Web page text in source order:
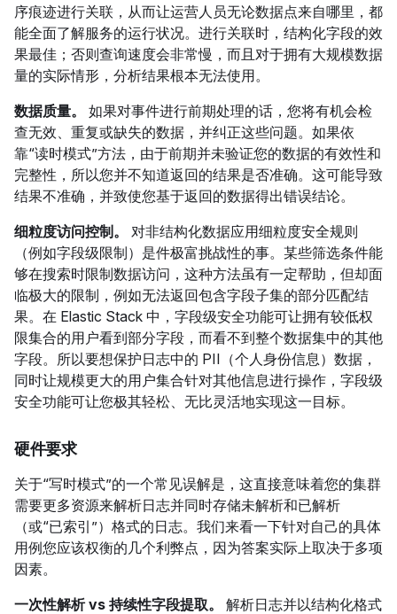
序痕迹进行关联，从而让运营人员无论数据点来自哪里，都
能全面了解服务的运行状况。进行关联时，结构化字段的效
果最佳；否则查询速度会非常慢，而且对于拥有大规模数据
量的实际情形，分析结果根本无法使用。
数据质量。
如果对事件进行前期处理的话，您将有机会检
查无效、重复或缺失的数据，并纠正这些问题。如果依
靠“读时模式”方法，由于前期并未验证您的数据的有效性和
完整性，所以您并不知道返回的结果是否准确。这可能导致
结果不准确，并致使您基于返回的数据得出错误结论。
细粒度访问控制。
对非结构化数据应用细粒度安全规则
（例如字段级限制）是件极富挑战性的事。某些筛选条件能
够在搜索时限制数据访问，这种方法虽有一定帮助，但却面
临极大的限制，例如无法返回包含字段子集的部分匹配结
果。在 Elastic Stack 中，字段级安全功能可让拥有较低权
限集合的用户看到部分字段，而看不到整个数据集中的其他
字段。所以要想保护日志中的 PII（个人身份信息）数据，
同时让规模更大的用户集合针对其他信息进行操作，字段级
安全功能可让您极其轻松、无比灵活地实现这一目标。
硬件要求
关于“写时模式”的一个常见误解是，这直接意味着您的集群
需要更多资源来解析日志并同时存储未解析和已解析
（或“已索引”）格式的日志。我们来看一下针对自己的具体
用例您应该权衡的几个利弊点，因为答案实际上取决于多项
因素。
一次性解析 vs 持续性字段提取。
解析日志并以结构化格式